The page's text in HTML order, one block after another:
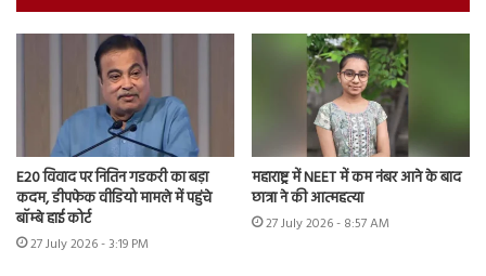
E20 विवाद पर नितिन गडकरी का बड़ा
कदम, डीपफेक वीडियो मामले में पहुंचे
बॉम्बे हाई कोर्ट
27 July 2026 - 3:19 PM
महाराष्ट्र में NEET में कम नंबर आने के बाद
छात्रा ने की आत्महत्या
27 July 2026 - 8:57 AM